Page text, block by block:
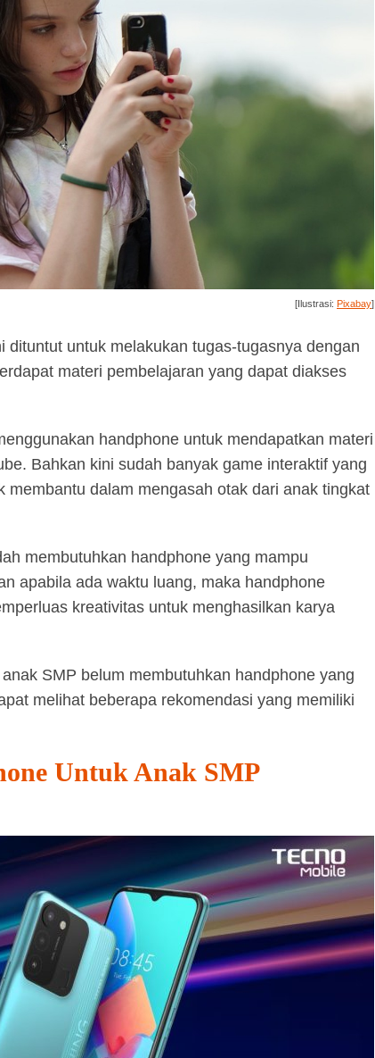
[Ilustrasi: Pixabay]
dituntut untuk melakukan tugas-tugasnya dengan
materi pembelajaran yang dapat diakses
handphone untuk mendapatkan materi
Bahkan kini sudah banyak game interaktif yang
membantu dalam mengasah otak dari anak tingkat
membutuhkan handphone yang mampu
apabila ada waktu luang, maka handphone
kreativitas untuk menghasilkan karya
SMP belum membutuhkan handphone yang
melihat beberapa rekomendasi yang memiliki
Untuk Anak SMP